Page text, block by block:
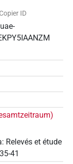
Copier ID
Relevés et étude
41